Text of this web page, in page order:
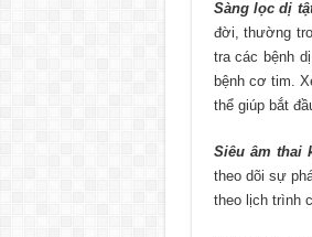
Sàng lọc dị
đời, thường
tra các bệnh
bệnh cơ tim.
thể giúp bắt
Siêu âm thai
theo dõi sự
theo lịch trình